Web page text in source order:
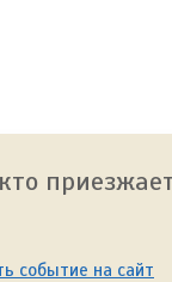
событие на сайт